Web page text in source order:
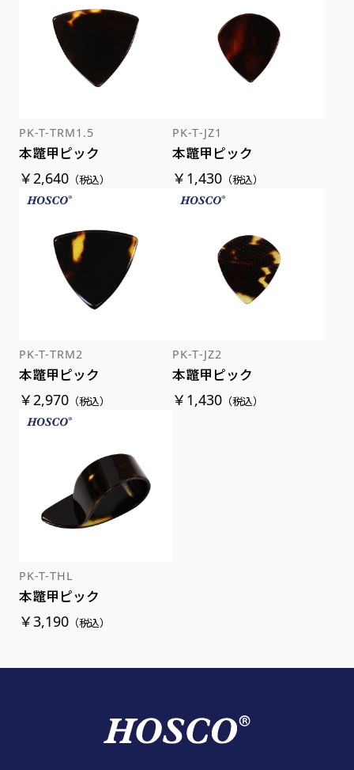
PK-T-TRM1.5
本鼈甲ピック
￥2,640（税込）
PK-T-JZ1
本鼈甲ピック
￥1,430 （税込）
PK-T-TRM2
本鼈甲ピック
￥2,970（税込）
PK-T-JZ2
本鼈甲ピック
￥1,430 （税込）
PK-T-THL
本鼈甲ピック
￥3,190（税込）